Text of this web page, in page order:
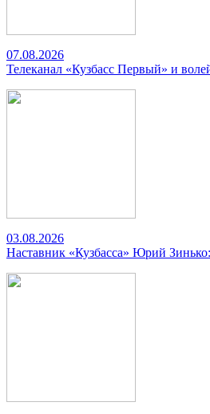
07.08.2026
Телеканал «Кузбасс Первый» и
03.08.2026
Наставник «Кузбасса» Юрий